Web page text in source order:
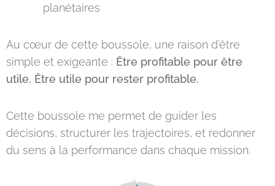
planétaires
Au cœur de cette boussole, une raison d'être
simple et exigeante : Être profitable pour être
utile. Être utile pour rester profitable.
Cette boussole me permet de guider les
décisions, structurer les trajectoires, et redonner
du sens à la performance dans chaque mission.